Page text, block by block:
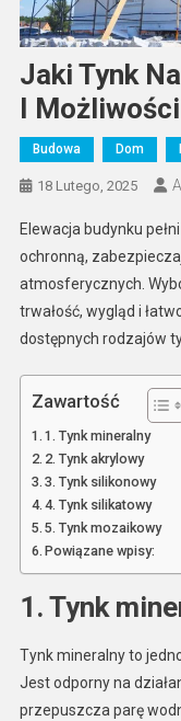
Jaki Tynk
I Możliwości
Budowa Dom
18 Lutego, 2025
Elewacja budynku
ochronną,
atmosferycznych.
trwałość, wygląd i
dostępnych rodzajów
Zawartość
1. Tynk mineralny
2. Tynk akrylowy
3. Tynk silikonowy
4. Tynk silikatowy
5. Tynk mozaikowy
Powiązane wpisy:
1. Tynk
Tynk mineralny to
Jest odporny na
przepuszcza parę